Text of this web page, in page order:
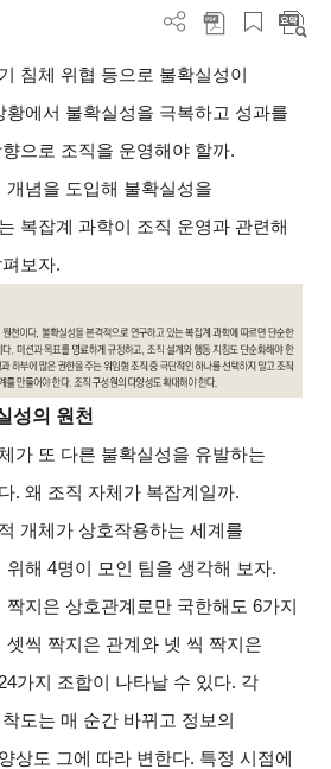
침체 위협 등으로 불확실성이
황에서 불확실성을 극복하고 성과를
으로 조직을 운영해야 할까.
개념을 도입해 불확실성을
복잡계 과학이 조직 운영과 관련해
보자.
성의 원천
가 또 다른 불확실성을 유발하는
. 왜 조직 자체가 복잡계일까.
개체가 상호작용하는 세계를
위해 4명이 모인 팀을 생각해 보자.
지은 상호관계로만 국한해도 6가지
셋씩 짝지은 관계와 넷 씩 짝지은
가지 조합이 나타날 수 있다. 각
도는 매 순간 바뀌고 정보의
상도 그에 따라 변한다. 특정 시점에